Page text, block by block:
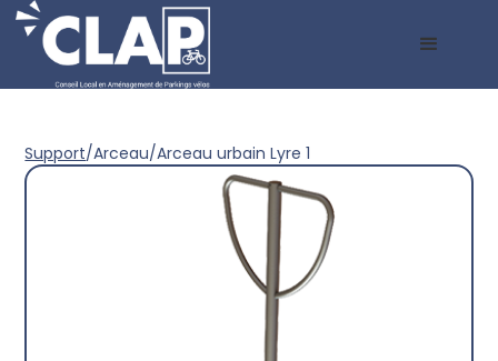
Support/Arceau/Arceau urbain Lyre 1